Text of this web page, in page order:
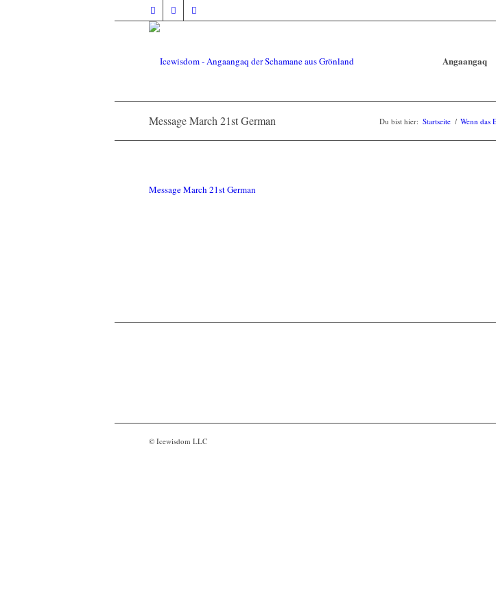
Angaangaq
Message March 21st German Du bist hier: Startseite / Wenn das
Message March 21st German
© Icewisdom LLC